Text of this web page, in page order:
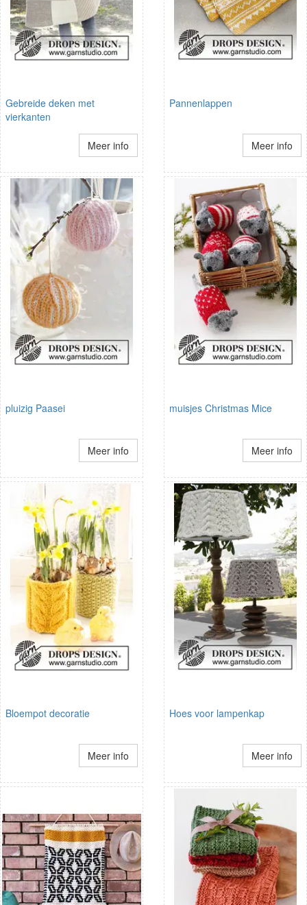
Gebreide deken met
vierkanten
Meer info
Pannenlappen
Meer info
pluizig Paasei
Meer info
muisjes Christmas Mice
Meer info
Bloempot decoratie
Meer info
Hoes voor lampenkap
Meer info